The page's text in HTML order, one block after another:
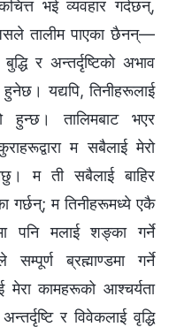
भई व्यवहार गर्दछन्,
तालीम पाएका छैनन्—
र अन्तर्दृष्टिको अभाव
यद्यपि, तिनीहरूलाई
हुन्छ। तालिमबाट भएर
म सबैलाई मेरो
म ती सबैलाई बाहिर
म तिनीहरूमध्ये एकै
पनि मलाई शङ्का गर्ने
ब्रह्माण्डमा गर्ने
मेरा कामहरूको आश्चर्यता
र विवेकलाई वृद्धि